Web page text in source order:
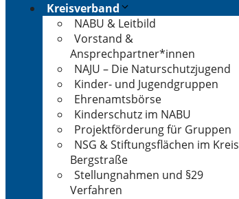
Kreisverband
NABU & Leitbild
Vorstand &
Ansprechpartner*innen
NAJU – Die Naturschutzjugend
Kinder- und Jugendgruppen
Ehrenamtsbörse
Kinderschutz im NABU
Projektförderung für Gruppen
NSG & Stiftungsflächen im Kreis
Bergstraße
Stellungnahmen und §29
Verfahren